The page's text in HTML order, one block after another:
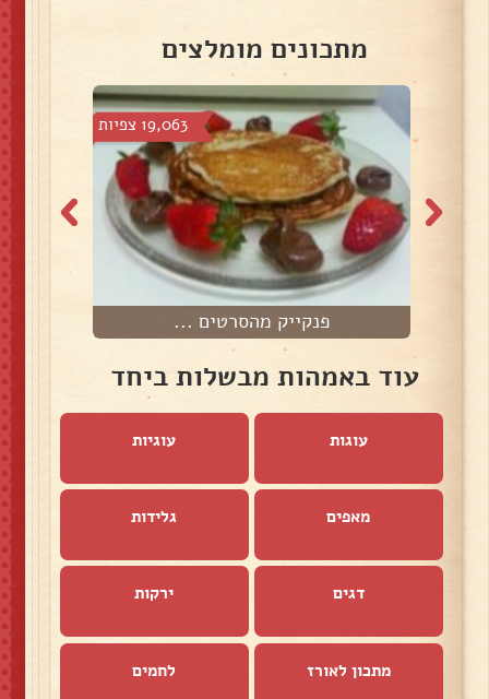
מתכונים מומלצים
19,063 צפיות
פנקייק מהסרטים ...
עוד באמהות מבשלות ביחד
עוגות עוגיות
מאפים גלידות
דגים ירקות
מתכון לאורז לחמים